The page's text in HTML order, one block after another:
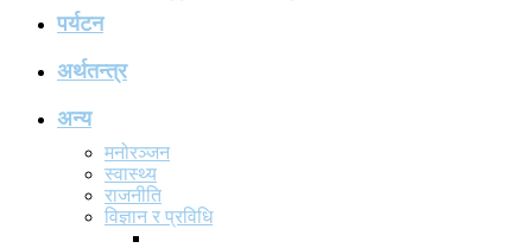
पर्यटन
अर्थतन्त्र
अन्य
मनोरञ्जन
स्वास्थ्य
राजनीति
विज्ञान र प्रविधि